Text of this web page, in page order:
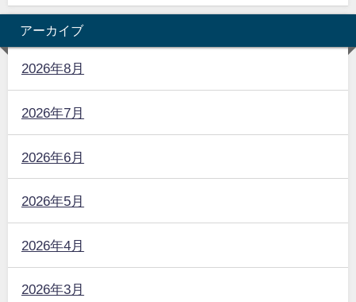
アーカイブ
2026年8月
2026年7月
2026年6月
2026年5月
2026年4月
2026年3月